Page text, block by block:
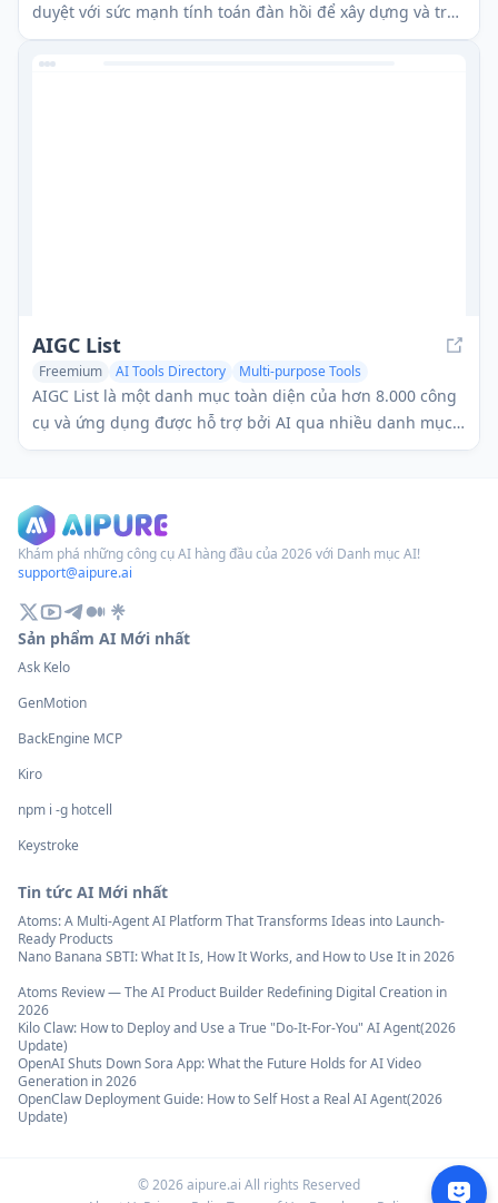
duyệt với sức mạnh tính toán đàn hồi để xây dựng và truy
cập các mô hình AI không bao giờ có thể bị ngừng hoạt
động.
AIGC List
Freemium AI Tools Directory Multi-purpose Tools
AIGC List là một danh mục toàn diện của hơn 8.000 công
cụ và ứng dụng được hỗ trợ bởi AI qua nhiều danh mục
khác nhau, cung cấp cho người dùng một cách dễ dàng
Khám phá những công cụ AI hàng đầu của 2026 với Danh mục AI!
support@aipure.ai
Sản phẩm AI Mới nhất
Ask Kelo
GenMotion
BackEngine MCP
Kiro
npm i -g hotcell
Keystroke
Tin tức AI Mới nhất
Atoms: A Multi-Agent AI Platform That Transforms Ideas into Launch-
Ready Products
Nano Banana SBTI: What It Is, How It Works, and How to Use It in 2026
Atoms Review — The AI Product Builder Redefining Digital Creation in
2026
Kilo Claw: How to Deploy and Use a True "Do‑It‑For‑You" AI Agent(2026
Update)
OpenAI Shuts Down Sora App: What the Future Holds for AI Video
Generation in 2026
OpenClaw Deployment Guide: How to Self Host a Real AI Agent(2026
Update)
©2026aipure.ai All rights Reserved